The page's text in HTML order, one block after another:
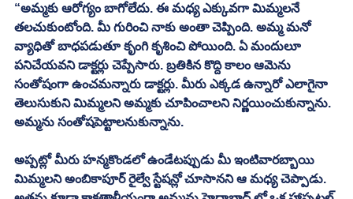
“అమ్మకు ఆరోగ్యం బాగోలేదు. ఈ మధ్య ఎక్కువగా మిమ్మలనే
తలచుకుంటోంది. మీ గురించి నాకు అంతా చెప్పింది. అమ్మ మనో
వ్యాధితో బాధపడుతూ కృంగి కృశించి పోయింది. ఏ మందులూ
పనిచేయవని డాక్టర్లు చెప్పేసారు. బ్రతికిన కొద్ది కాలం ఆమెను
సంతోషంగా ఉంచమన్నారు డాక్టర్లు. మీరు ఎక్కడ ఉన్నారో ఎలాగైనా
తెలుసుకుని మిమ్మలని అమ్మకు చూపించాలని నిర్ణయించుకున్నాను.
అమ్మను సంతోషపెట్టాలనుకున్నాను.
అప్పట్లో మీరు హన్మకొండలో ఉండేటప్పుడు మీ ఇంటివారబ్బాయి
మిమ్మలని అంబికాపూర్ రైల్వే స్టేషన్లో చూసానని ఆ మధ్య చెప్పాడు.